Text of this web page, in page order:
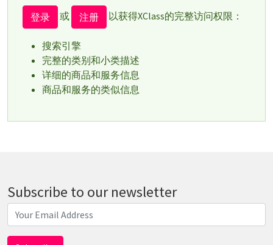
登录 或 注册 以获得XClass的完整访问权限：
搜索引擎
完整的类别和小类描述
详细的商品和服务信息
商品和服务的类似信息
Subscribe to our newsletter